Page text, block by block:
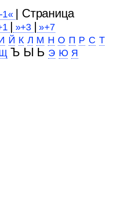
-1« | Cтраница
| »+3 | »+7
Й К Л М Н О П Р С Т
Ъ Ы Ь Э Ю Я